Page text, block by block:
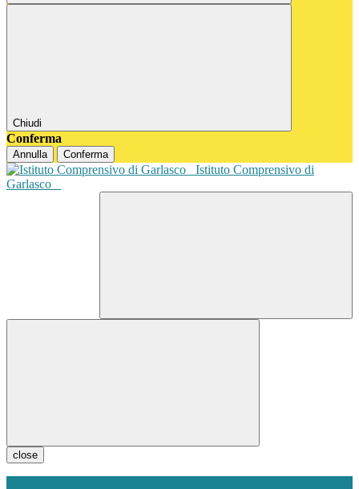
Chiudi
Conferma
Annulla Conferma
Istituto Comprensivo di
Garlasco
close